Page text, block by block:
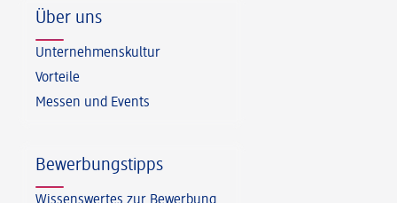
Über uns
Unternehmenskultur
Vorteile
Messen und Events
Bewerbungstipps
Wissenswertes zur Bewerbung